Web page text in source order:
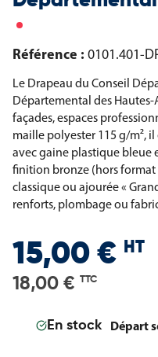
Référence : 0101.401-
Le Drapeau du Conseil
Départemental des
façades, espaces
maille polyester 115 g/m²,
avec gaine plastique bleue
finition bronze (hors
classique ou ajourée «
renforts, plombage ou
15,00 € HT
18,00 € TTC
En stock Départ